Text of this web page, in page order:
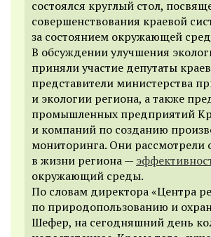
состоялся круглый стол,
совершенствования краевой
за состоянием окружающей
В обсуждении улучшения
приняли участие депутаты
представители министерства
и экологии региона, а также
промышленных предприятий
и компаний по созданию
мониторинга. Они рассмотрели
в жизни региона —
окружающий среды.
По словам директора «Центра
по природопользованию и
Шефер, на сегодняшний день